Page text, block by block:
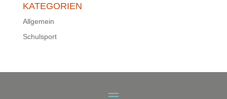
KATEGORIEN
Allgemein
Schulsport